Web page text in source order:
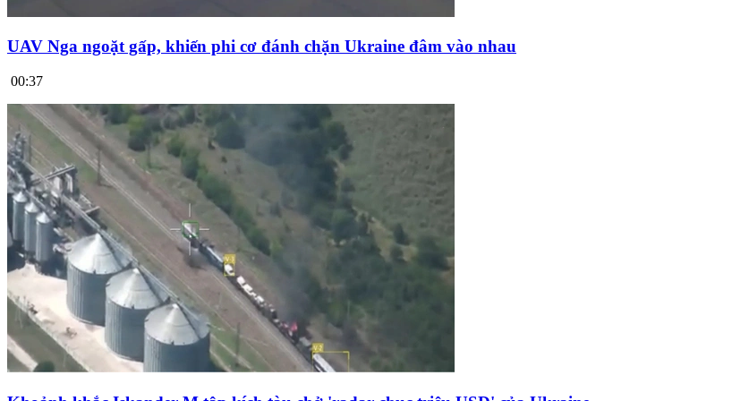
UAV Nga ngoặt gấp, khiến phi cơ đánh chặn Ukraine đâm vào nhau
00:37